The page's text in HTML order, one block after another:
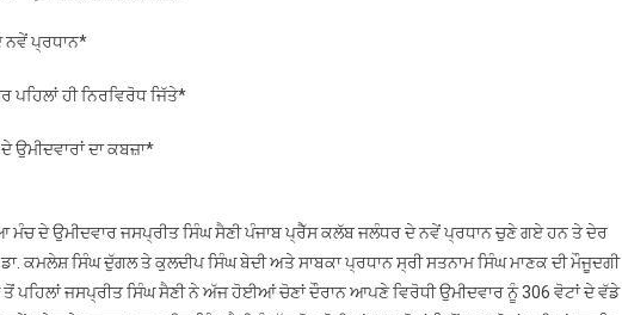
ਜਲੰਧਰ
ਦੇ
ਨਵੇਂ
ਨਵੇਂ ਪ੍ਰਧਾਨ*
ਪਹਿਲਾਂ ਹੀ ਨਿਰਵਿਰੋਧ ਜਿੱਤੇ*
ਦਾ ਕਬਜ਼ਾ*
ਮੰਚ ਦੇ ਉਮੀਦਵਾਰ ਜਸਪ੍ਰੀਤ ਸਿੰਘ ਸੈਣੀ ਪੰਜਾਬ ਪ੍ਰੈੱਸ ਕਲੱਬ ਜਲੰਧਰ ਦੇ ਨਵੇਂ ਪ੍ਰਧਾਨ ਚੁਣੇ ਗਏ ਹਨ ਤੇ ਦੇਰ
ਕਮਲੇਸ਼ ਸਿੰਘ ਦੁੱਗਲ ਤੇ ਕੁਲਦੀਪ ਸਿੰਘ ਬੇਦੀ ਅਤੇ ਸਾਬਕਾ ਪ੍ਰਧਾਨ ਸ੍ਰੀ ਸਤਨਾਮ ਸਿੰਘ ਮਾਣਕ ਦੀ ਮੌਜੂਦਗੀ
ਜਸਪ੍ਰੀਤ ਸਿੰਘ ਸੈਣੀ ਨੇ ਅੱਜ ਹੋਈਆਂ ਚੋਣਾਂ ਦੌਰਾਨ ਆਪਣੇ ਵਿਰੋਧੀ ਉਮੀਦਵਾਰ ਨੂੰ 306 ਵੋਟਾਂ ਦੇ ਵੱਡੇ